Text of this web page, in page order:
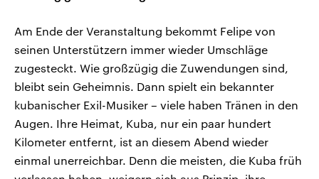
Am Ende der Veranstaltung bekommt Felipe von
seinen Unterstützern immer wieder Umschläge
zugesteckt. Wie großzügig die Zuwendungen sind,
bleibt sein Geheimnis. Dann spielt ein bekannter
kubanischer Exil-Musiker – viele haben Tränen in den
Augen. Ihre Heimat, Kuba, nur ein paar hundert
Kilometer entfernt, ist an diesem Abend wieder
einmal unerreichbar. Denn die meisten, die Kuba früh